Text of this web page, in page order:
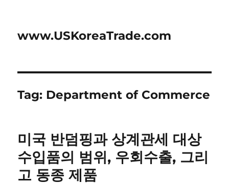
www.USKoreaTrade.com
Tag: Department of Commerce
미국 반덤핑과 상계관세 대상
수입품의 범위, 우회수출, 그리
고 동종 제품